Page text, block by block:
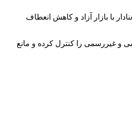
با بازار آزاد و کاهش انعطاف
و غیررسمی را کنترل کرده و مانع